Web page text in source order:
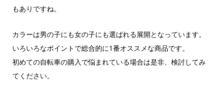
もありですね。
カラーは男の子にも女の子にも選ばれる展開となっています。
いろいろなポイントで総合的に1番オススメな商品です。
初めての自転車の購入で悩まれている場合は是非、検討してみ
てください。